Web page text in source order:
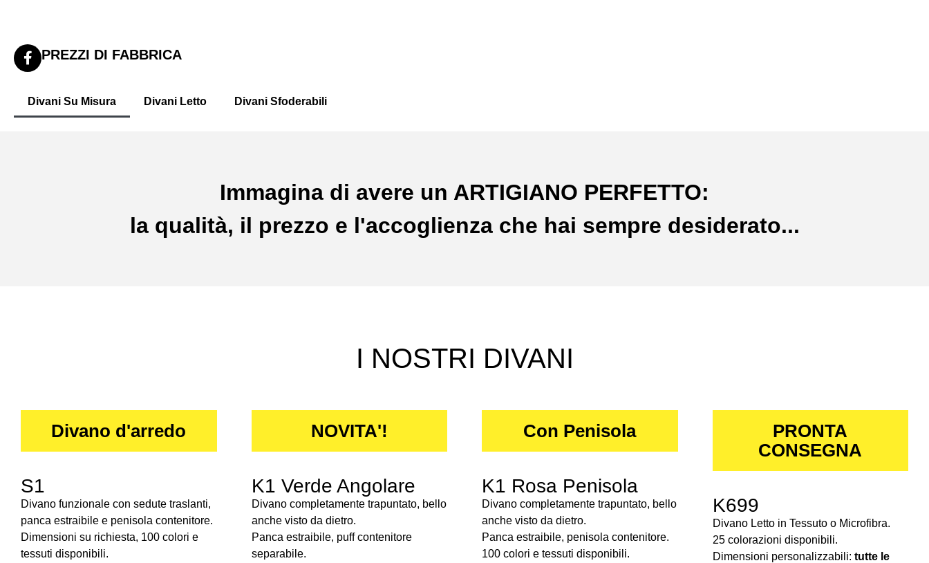
PREZZI DI FABBRICA
Divani Su Misura Divani Letto Divani Sfoderabili
Immagina di avere un ARTIGIANO PERFETTO:
la qualità, il prezzo e l'accoglienza che hai sempre desiderato...
I NOSTRI DIVANI
Divano d'arredo
S1
Divano funzionale con sedute traslanti,
panca estraibile e penisola contenitore.
Dimensioni su richiesta, 100 colori e
tessuti disponibili.
NOVITA'!
K1 Verde Angolare
Divano completamente trapuntato, bello
anche visto da dietro.
Panca estraibile, puff contenitore
separabile.
Con Penisola
K1 Rosa Penisola
Divano completamente trapuntato, bello
anche visto da dietro.
Panca estraibile, penisola contenitore.
100 colori e tessuti disponibili.
PRONTA
CONSEGNA
K699
Divano Letto in Tessuto o Microfibra.
25 colorazioni disponibili.
Dimensioni personalizzabili: tutte le